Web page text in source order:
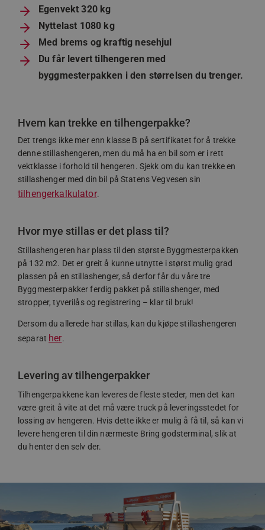
Egenvekt 320 kg
Nyttelast 1080 kg
Med brems og kraftig nesehjul
Du får levert tilhengeren med
byggmesterpakken i den størrelsen du trenger.
Hvem kan trekke en tilhengerpakke?
Det trengs ikke mer enn klasse B på sertifikatet for å trekke
denne stillashengeren, men du må ha en bil som er i rett
vektklasse i forhold til hengeren. Sjekk om du kan trekke en
stillashenger med din bil på Statens Vegvesen sin
tilhengerkalkulator.
Hvor mye stillas er det plass til?
Stillashengeren har plass til den største Byggmesterpakken
på 132 m2. Det er greit å kunne utnytte i størst mulig grad
plassen på en stillashenger, så derfor får du våre tre
Byggmesterpakker ferdig pakket på stillashenger, med
stropper, tyverilås og registrering – klar til bruk!
Dersom du allerede har stillas, kan du kjøpe stillashengeren
separat her.
Levering av tilhengerpakker
Tilhengerpakkene kan leveres de fleste steder, men det kan
være greit å vite at det må være truck på leveringsstedet for
lossing av hengeren. Hvis dette ikke er mulig å få til, så kan vi
levere hengeren til din nærmeste Bring godsterminal, slik at
du henter den selv der.
woocommerce_cart_hash
Automattic
www.jamax.no
{32}
VISITOR_PRIVACY_METADATA
li_gc
Corporation
CookieScriptConsent
CookieScript
Automattic
www.jamax.no
Forsørger
Domene
Utløpsdato
_clck .jamax.no 1 år
Denne
Navn
Forsørger/
Utløpsdato Beskrivelse
Utløpsdato Beskrivelse
MSPTC
Microsoft
1 år
Denne
Googles personvernregler